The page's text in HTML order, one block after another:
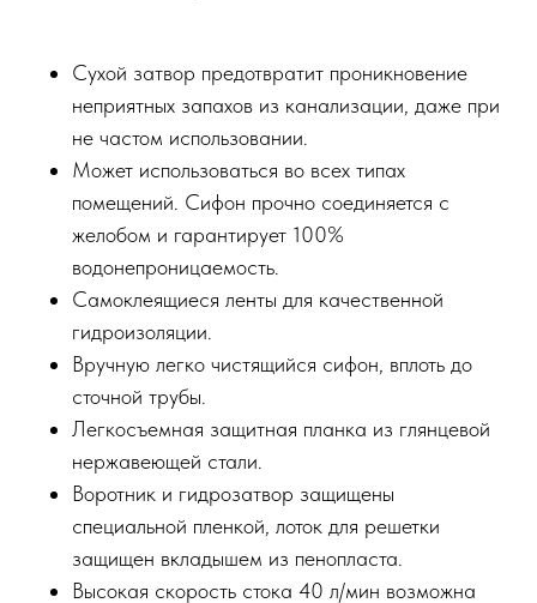
Сухой затвор предотвратит проникновение
неприятных запахов из канализации, даже при
не частом использовании.
Может использоваться во всех типах
помещений. Сифон прочно соединяется с
желобом и гарантирует 100%
водонепроницаемость.
Самоклеящиеся ленты для качественной
гидроизоляции.
Вручную легко чистящийся сифон, вплоть до
сточной трубы.
Легкосъемная защитная планка из глянцевой
нержавеющей стали.
Воротник и гидрозатвор защищены
специальной пленкой, лоток для решетки
защищен вкладышем из пенопласта.
Высокая скорость стока 40 л/мин возможна